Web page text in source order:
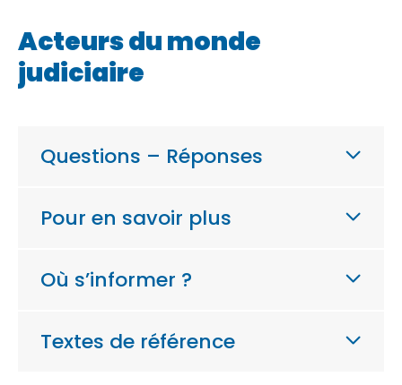
Acteurs du monde
judiciaire
Questions – Réponses
Pour en savoir plus
Où s’informer ?
Textes de référence